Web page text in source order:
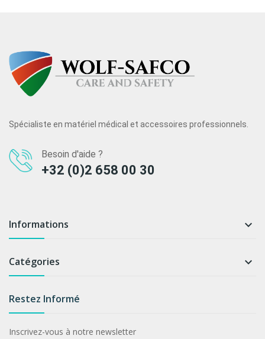
Spécialiste en matériel médical et accessoires professionnels.
Besoin d'aide ?
+32 (0)2 658 00 30
Informations 
Catégories 
Restez Informé
Inscrivez-vous à notre newsletter